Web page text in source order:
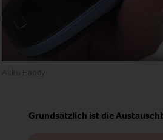
Akku Handy
Grundsätzlich ist die